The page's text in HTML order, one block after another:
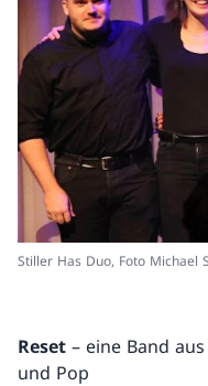
Stiller Has Duo, Foto Michael
Reset – eine Band
und Pop